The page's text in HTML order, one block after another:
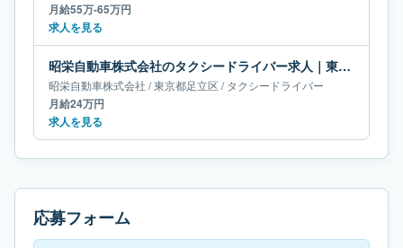
月給55万-65万円
求人を見る
昭栄自動車株式会社のタクシードライバー求人｜東京都足立区｜月給24万円
昭栄自動車株式会社 /東京都足立区 /タクシードライバー
月給24万円
求人を見る
応募フォーム